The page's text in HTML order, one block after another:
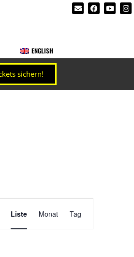
ENGLISH
sichern!
Veranstaltung
Ansichten-
Liste Monat Tag